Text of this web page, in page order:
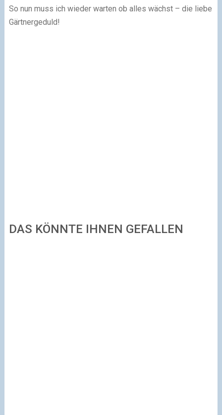
So nun muss ich wieder warten ob alles wächst – die liebe
Gärtnergeduld!
DAS KÖNNTE IHNEN GEFALLEN